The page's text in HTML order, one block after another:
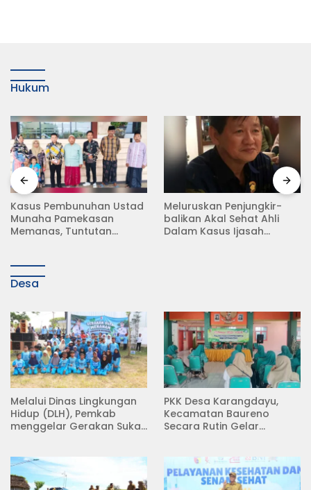
Hukum
Kasus Pembunuhan Ustad
Munaha Pamekasan
Memanas, Tuntutan
Meluruskan Penjungkir-
balikan Akal Sehat Ahli
Dalam Kasus Ijasah
Desa
Melalui Dinas Lingkungan
Hidup (DLH), Pemkab
menggelar Gerakan Suka
PKK Desa Karangdayu,
Kecamatan Baureno
Secara Rutin Gelar